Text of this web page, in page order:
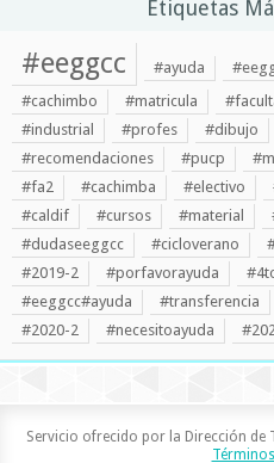
Etiquetas
#eeggcc #ayuda
#cachimbo
#matricula
#industrial
#profes #dibujo
#recomendaciones
#pucp
#fa2
#cachimba #electivo
#caldif
#cursos #material
#dudaseeggcc
#cicloverano
#2019-2
#porfavorayuda
#eeggcc#ayuda
#transferencia
#2020-2
#necesitoayuda
Servicio ofrecido por la Dirección de